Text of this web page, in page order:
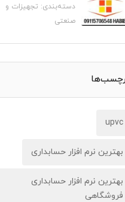
دسته‌بندی: تجهیزات و
صنعتی
upvc
بهترین نرم افزار حسابداری
بهترین نرم افزار حسابداری
فروشگاهی